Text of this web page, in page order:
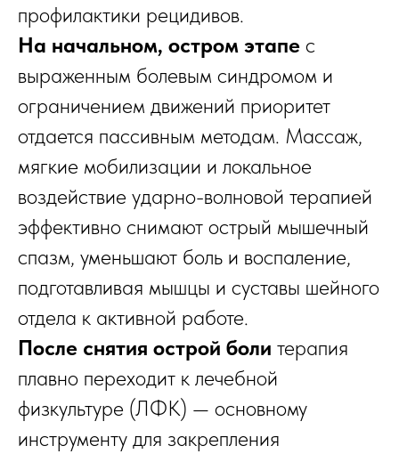
профилактики рецидивов.
На начальном, остром этапе с
выраженным болевым синдромом и
ограничением движений приоритет
отдается пассивным методам. Массаж,
мягкие мобилизации и локальное
воздействие ударно-волновой терапией
эффективно снимают острый мышечный
спазм, уменьшают боль и воспаление,
подготавливая мышцы и суставы шейного
отдела к активной работе.
После снятия острой боли терапия
плавно переходит к лечебной
физкультуре (ЛФК) — основному
инструменту для закрепления